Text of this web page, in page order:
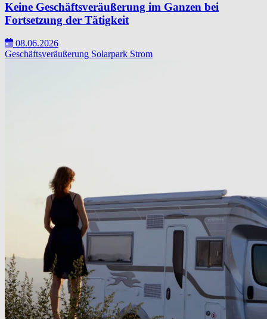
Keine Geschäftsveräußerung im Ganzen bei
Fortsetzung der Tätigkeit
08.06.2026
Geschäftsveräußerung Solarpark Strom